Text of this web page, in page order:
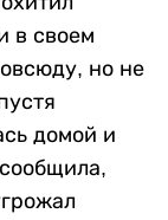
в своем
но не
домой и